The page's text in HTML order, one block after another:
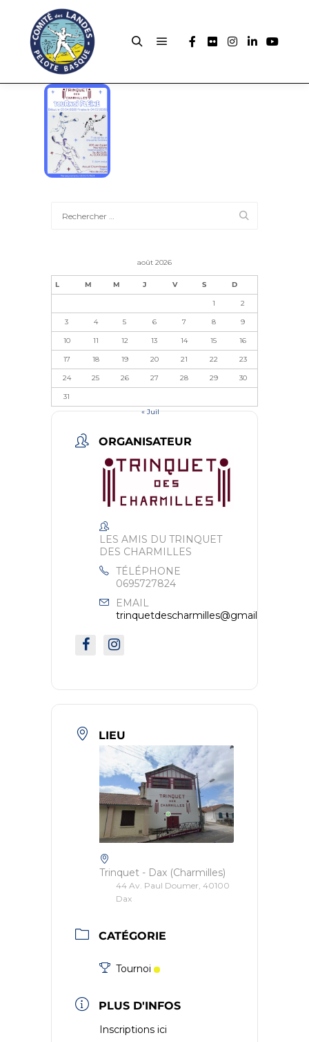
août 2026
L M M J V S D
1 2
3 4 5 6 7 8 9
10 11 12 13 14 15 16
17 18 19 20 21 22 23
24 25 26 27 28 29 30
31
« Juil
ORGANISATEUR
LES AMIS DU TRINQUET
DES CHARMILLES
TÉLÉPHONE
0695727824
EMAIL
trinquetdescharmilles@gmail.com
LIEU
Trinquet - Dax (Charmilles)
44 Av. Paul Doumer, 40100
Dax
CATÉGORIE
Tournoi
PLUS D'INFOS
Inscriptions ici